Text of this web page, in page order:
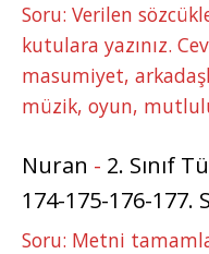
Soru: Verilen
kutulara yazınız.
masumiyet,
müzik, oyun,
Nuran - 2. Sınıf
174-175-176-177.
Soru: Metni